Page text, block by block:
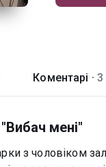
Коментарі · 3
мені"
з чоловіком